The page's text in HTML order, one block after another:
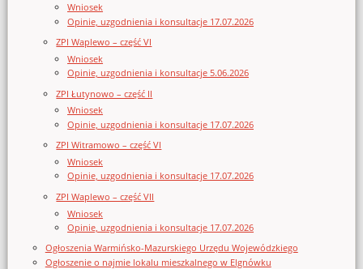
Wniosek
Opinie, uzgodnienia i konsultacje 17.07.2026
ZPI Waplewo – część VI
Wniosek
Opinie, uzgodnienia i konsultacje 5.06.2026
ZPI Łutynowo – część II
Wniosek
Opinie, uzgodnienia i konsultacje 17.07.2026
ZPI Witramowo – część VI
Wniosek
Opinie, uzgodnienia i konsultacje 17.07.2026
ZPI Waplewo – część VII
Wniosek
Opinie, uzgodnienia i konsultacje 17.07.2026
Ogłoszenia Warmińsko-Mazurskiego Urzędu Wojewódzkiego
Ogłoszenie o najmie lokalu mieszkalnego w Elgnówku